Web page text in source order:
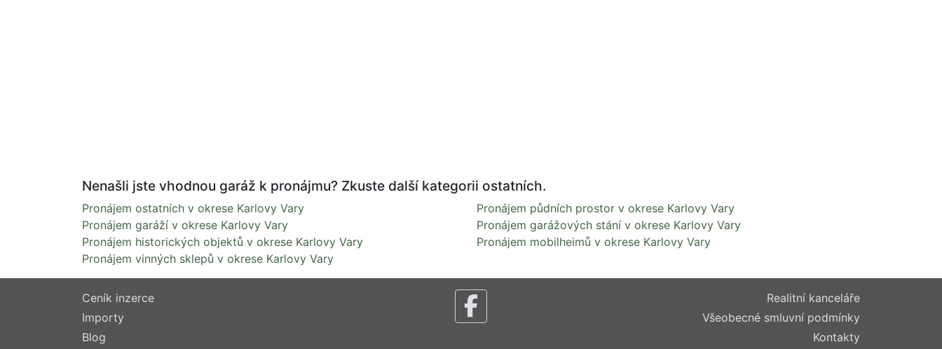
Nenašli jste vhodnou garáž k pronájmu? Zkuste další kategorii ostatních.
Pronájem ostatních v okrese Karlovy Vary
Pronájem garáží v okrese Karlovy Vary
Pronájem historických objektů v okrese Karlovy Vary
Pronájem vinných sklepů v okrese Karlovy Vary
Pronájem půdních prostor v okrese Karlovy Vary
Pronájem garážových stání v okrese Karlovy Vary
Pronájem mobilheimů v okrese Karlovy Vary
Ceník inzerce
Importy
Blog
Realitní kanceláře
Všeobecné smluvní podmínky
Kontakty